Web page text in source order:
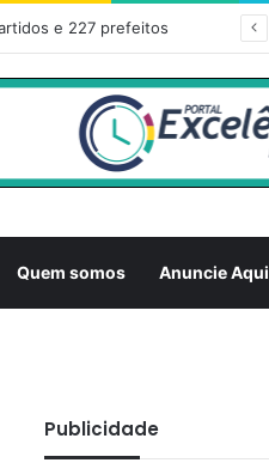
e 227 prefeitos
Quem somos Anuncie Aqui
Publicidade